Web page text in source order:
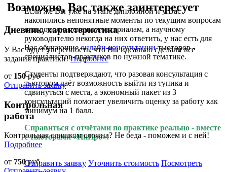
Если же Вы уже на этапе дипломной и у Вас
накопились непонятные моменты по текущим вопросам
или дополнительным материалам, а научному
руководителю некогда на них ответить, у нас есть для
Вас обучающиеонлайн-консультациитьюторов -
специалистов-практиков по нужной тематике.
Студенты подтверждают, что разовая консультация с
тьютором даёт возможность выйти из тупика и
сдвинуться с места, а экономный пакет из 3
консультаций помогает увеличить оценку за работу как
минимум на 1 балл.
Справиться с отчётами по практике реально - вместе
с тьюторами «ИнПро»!
Отправить заявку Уточнить стоимость Посмотреть
Возможно, Вас также заинтересует
Дневник, характеристика
У Вас будет уверенность, что Вы идеально сделали все
задания практики!Подробнее
от 150руб
Отправить заявку
Контрольная
работа
Контрольная слишком сложна? Не беда - поможем и с ней!
Подробнее
от 750руб